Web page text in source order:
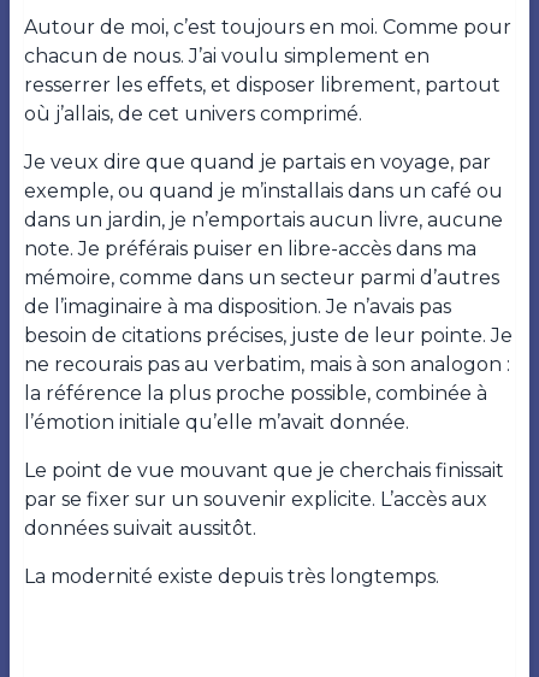
Autour de moi, c’est toujours en moi. Comme pour
chacun de nous. J’ai voulu simplement en
resserrer les effets, et disposer librement, partout
où j’allais, de cet univers comprimé.
Je veux dire que quand je partais en voyage, par
exemple, ou quand je m’installais dans un café ou
dans un jardin, je n’emportais aucun livre, aucune
note. Je préférais puiser en libre-accès dans ma
mémoire, comme dans un secteur parmi d’autres
de l’imaginaire à ma disposition. Je n’avais pas
besoin de citations précises, juste de leur pointe. Je
ne recourais pas au verbatim, mais à son analogon :
la référence la plus proche possible, combinée à
l’émotion initiale qu’elle m’avait donnée.
Le point de vue mouvant que je cherchais finissait
par se fixer sur un souvenir explicite. L’accès aux
données suivait aussitôt.
La modernité existe depuis très longtemps.